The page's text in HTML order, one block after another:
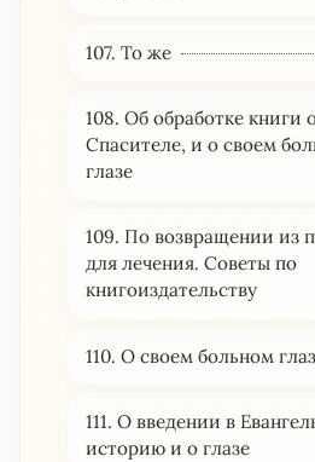
107. То же
108. Об обработке книги
Спасителе, и о своем
глазе
109. По возвращении из
для лечения. Советы по
книгоиздательству
110. О своем больном
111. О введении в
историю и о глазе